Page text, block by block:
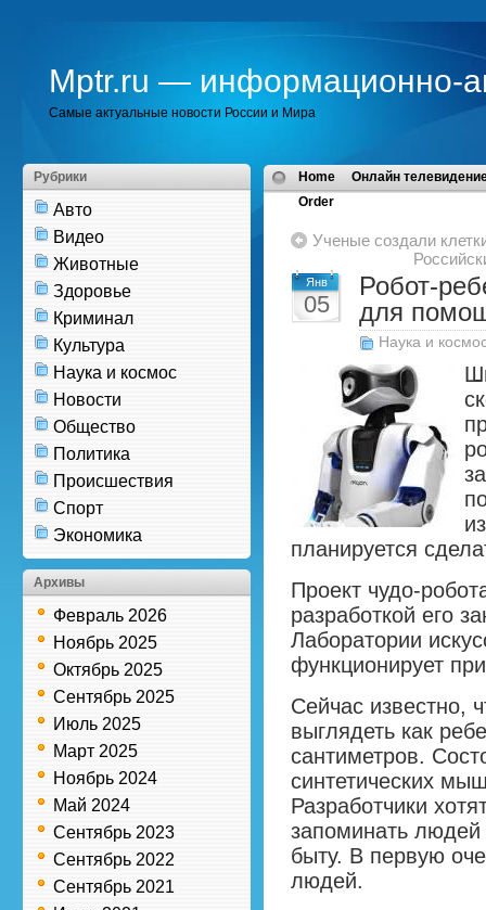
Mptr.ru — информационно-
Самые актуальные новости России и Мира
Рубрики
Авто
Видео
Животные
Здоровье
Криминал
Культура
Наука и космос
Новости
Общество
Политика
Происшествия
Спорт
Экономика
Архивы
Февраль 2026
Ноябрь 2025
Октябрь 2025
Сентябрь 2025
Июль 2025
Март 2025
Ноябрь 2024
Май 2024
Сентябрь 2023
Сентябрь 2022
Сентябрь 2021
Home
Онлайн
Order
Ученые создали
Янв
05
Робот-
для
Наука и
планируется
Проект чудо-
разработкой его
Лаборатории
функционирует
Сейчас известно,
выглядеть как
сантиметров.
синтетических
Разработчики
запоминать
быту. В первую
людей.